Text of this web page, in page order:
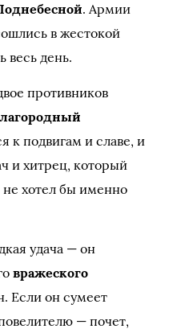
. Армии
в жестокой
весь день.
противников
к подвигам и славе, и
и хитрец, который
не хотел бы именно
удача — он
вражеского
Если он сумеет
— почет,